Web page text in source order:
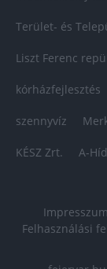
Terület- és
Liszt Ferenc
kórházfejlesztés
szennyvíz
KÉSZ Zrt. A-
Impresszum
Felhasználási